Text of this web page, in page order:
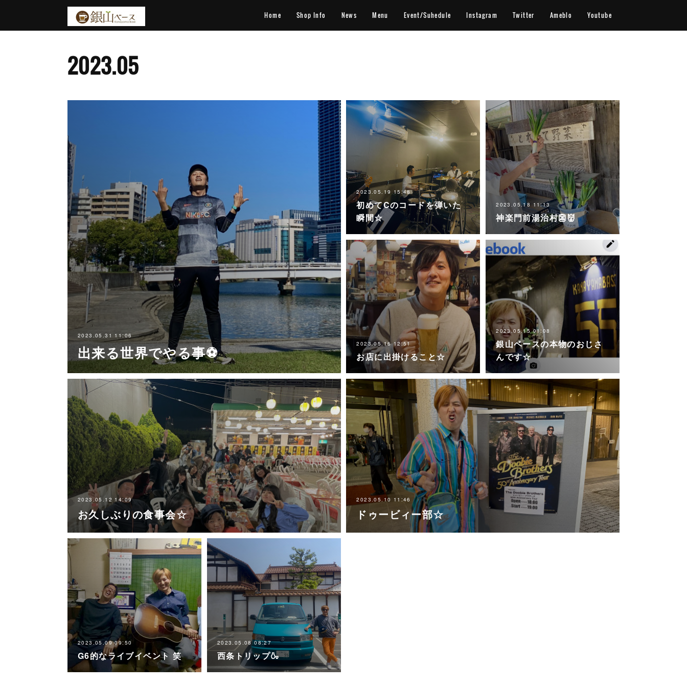
Home Shop Info News Menu Event/Suhedule Instagram Twitter Ameblo Youtube
2023.05
2023.05.31 11:06
出来る世界でやる事⚽️
2023.05.19 15:48
初めてCのコードを弾いた
瞬間☆
2023.05.18 11:13
神楽門前湯治村👺👹
2023.05.16 12:51
お店に出掛けること☆
2023.05.15 01:08
銀山ベースの本物のおじさ
んです☆
2023.05.12 14:09
お久しぶりの食事会☆
2023.05.10 11:46
ドゥービィー部☆
2023.05.09 09:50
G6的なライブイベント 笑
2023.05.08 08:27
西条トリップ🍶